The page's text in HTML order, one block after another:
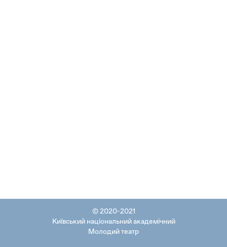
© 2020-2021
Київський національний академічний
Молодий театр